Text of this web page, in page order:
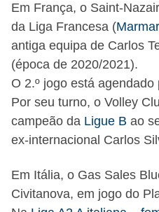
Em França, o Saint-
da Liga Francesa (
antiga equipa de Carlos
(época de 2020/2021).
O 2.º jogo está agendado
Por seu turno, o Volley
campeão da Ligue B ao
ex-internacional Carlos
Em Itália, o Gas Sales
Civitanova, em jogo do